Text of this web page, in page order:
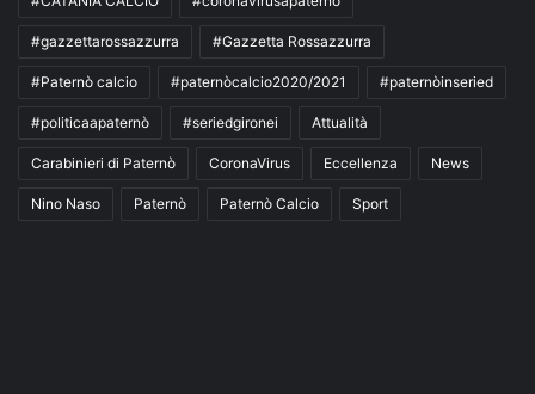
#gazzettarossazzurra #Gazzetta Rossazzurra
#Paternò calcio #paternòcalcio2020/2021 #paternòinseried
#politicaapaternò #seriedgironei Attualità
Carabinieri di Paternò CoronaVirus Eccellenza News
Nino Naso Paternò Paternò Calcio Sport